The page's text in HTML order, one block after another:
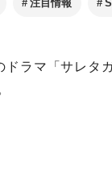
注目情報
ラマ「サレタ